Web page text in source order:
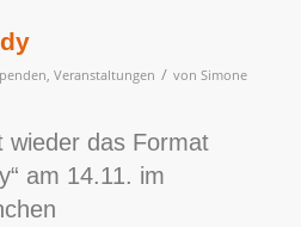
Veranstaltungen / von Simone
wieder das Format
am 14.11. im